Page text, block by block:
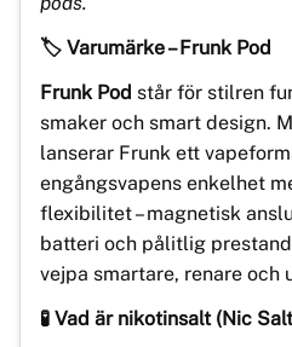
🏷️ Varumärke – Frunk Pod
Frunk Pod står för stilren
smaker och smart design.
lanserar Frunk ett
engångsvapens enkelhet
flexibilitet – magnetisk
batteri och pålitlig
vejpa smartare, renare och
🧪 Vad är nikotinsalt (Nic